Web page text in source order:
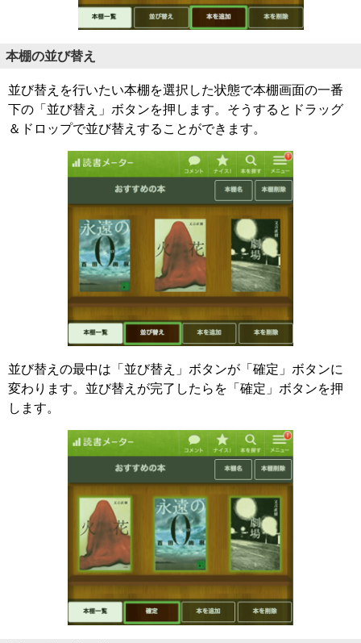
本棚の並び替え
並び替えを行いたい本棚を選択した状態で本棚画面の一番
下の「並び替え」ボタンを押します。そうするとドラッグ
＆ドロップで並び替えすることができます。
並び替えの最中は「並び替え」ボタンが「確定」ボタンに
変わります。並び替えが完了したらを「確定」ボタンを押
します。